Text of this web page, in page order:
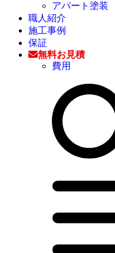
アパート塗装
職人紹介
施工事例
保証
無料お見積
費用